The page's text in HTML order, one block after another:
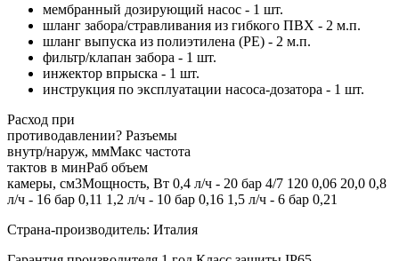
мембранный дозирующий насос - 1 шт.
шланг забора/стравливания из гибкого ПВХ - 2 м.п.
шланг выпуска из полиэтилена (РЕ) - 2 м.п.
фильтр/клапан забора - 1 шт.
инжектор впрыска - 1 шт.
инструкция по эксплуатации насоса-дозатора - 1 шт.
Расход при
противодавлении? Разъемы
внутр/наруж, ммМакс частота
тактов в минРаб объем
камеры, см3Мощность, Вт 0,4 л/ч - 20 бар 4/7 120 0,06 20,0 0,8
л/ч - 16 бар 0,11 1,2 л/ч - 10 бар 0,16 1,5 л/ч - 6 бар 0,21
Страна-производитель: Италия